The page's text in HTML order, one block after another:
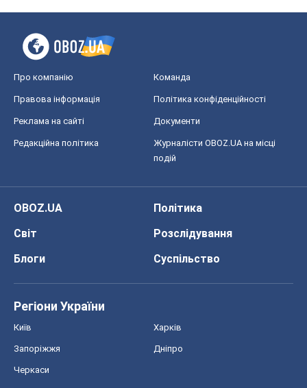
Про компанію Команда
Правова інформація Політика конфіденційності
Реклама на сайті Документи
Редакційна політика
Журналісти OBOZ.UA на місці
подій
OBOZ.UA
Політика
Світ
Розслідування
Блоги
Суспільство
Регіони України
Київ Харків
Запоріжжя Дніпро
Черкаси